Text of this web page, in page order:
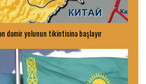
dəmir yolunun tikintisinə başlayır